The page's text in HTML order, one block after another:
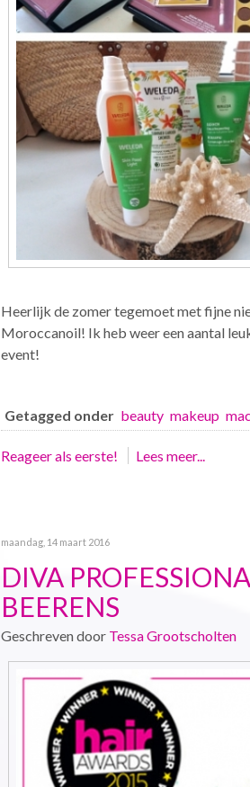
Heerlijk de zomer tegemoet met fijne
Moroccanoil! Ik heb weer een aantal
event!
Getagged onder beauty makeup mac
Reageer als eerste! Lees meer...
maandag, 14 maart 2016
DIVA
BEERENS
Geschreven door Tessa Grootscholten